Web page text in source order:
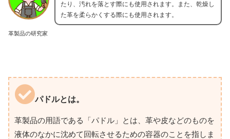
革製品の研究家
たり、汚れを落とす際にも使用されます。また、乾燥し
た革を柔らかくする際にも使用されます。
パドルとは。
革製品の用語である「パドル」とは、革や皮などのものを
液体のなかに沈めて回転させるための容器のことを指しま